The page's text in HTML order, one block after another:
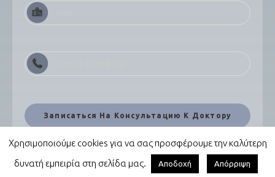
Χρησιμοποιούμε cookies για να σας προσφέρουμε την καλύτερη
δυνατή εμπειρία στη σελίδα μας.
Αποδοχή Απόρριψη